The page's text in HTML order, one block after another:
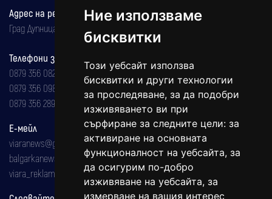
Ние използваме
бисквитки
Този уебсайт използва
бисквитки и други технологии
за проследяване, за да подобри
изживяването ви при
сърфиране за следните цели: за
активиране на основната
функционалност на уебсайта, за
да осигурим по-добро
изживяване на уебсайта, за
измерване на вашия интерес
Адрес на редакцията
Град Дупница, ул.''Христо Ботев" 43
Телефони за реклама и абонаменти
0879 356 082
0879 356 098
0879 356 289
Е-мейл
viaranews@gmail.com
balgarkanews@gmail.com
viara_reklama@mail.bg